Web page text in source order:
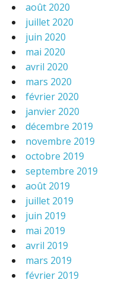
août 2020
juillet 2020
juin 2020
mai 2020
avril 2020
mars 2020
février 2020
janvier 2020
décembre 2019
novembre 2019
octobre 2019
septembre 2019
août 2019
juillet 2019
juin 2019
mai 2019
avril 2019
mars 2019
février 2019